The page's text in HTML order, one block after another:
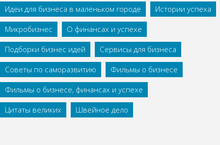
Идеи для бизнеса в маленьком городе
Истории успеха
Микробизнес
О финансах и успехе
Подборки бизнес идей
Сервисы для бизнеса
Советы по саморазвитию
Фильмы о бизнесе
Фильмы о бизнесе, финансах и успехе
Цитаты великих
Швейное дело